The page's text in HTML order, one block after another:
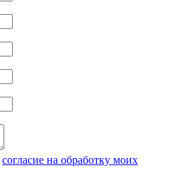
согласие на обработку моих